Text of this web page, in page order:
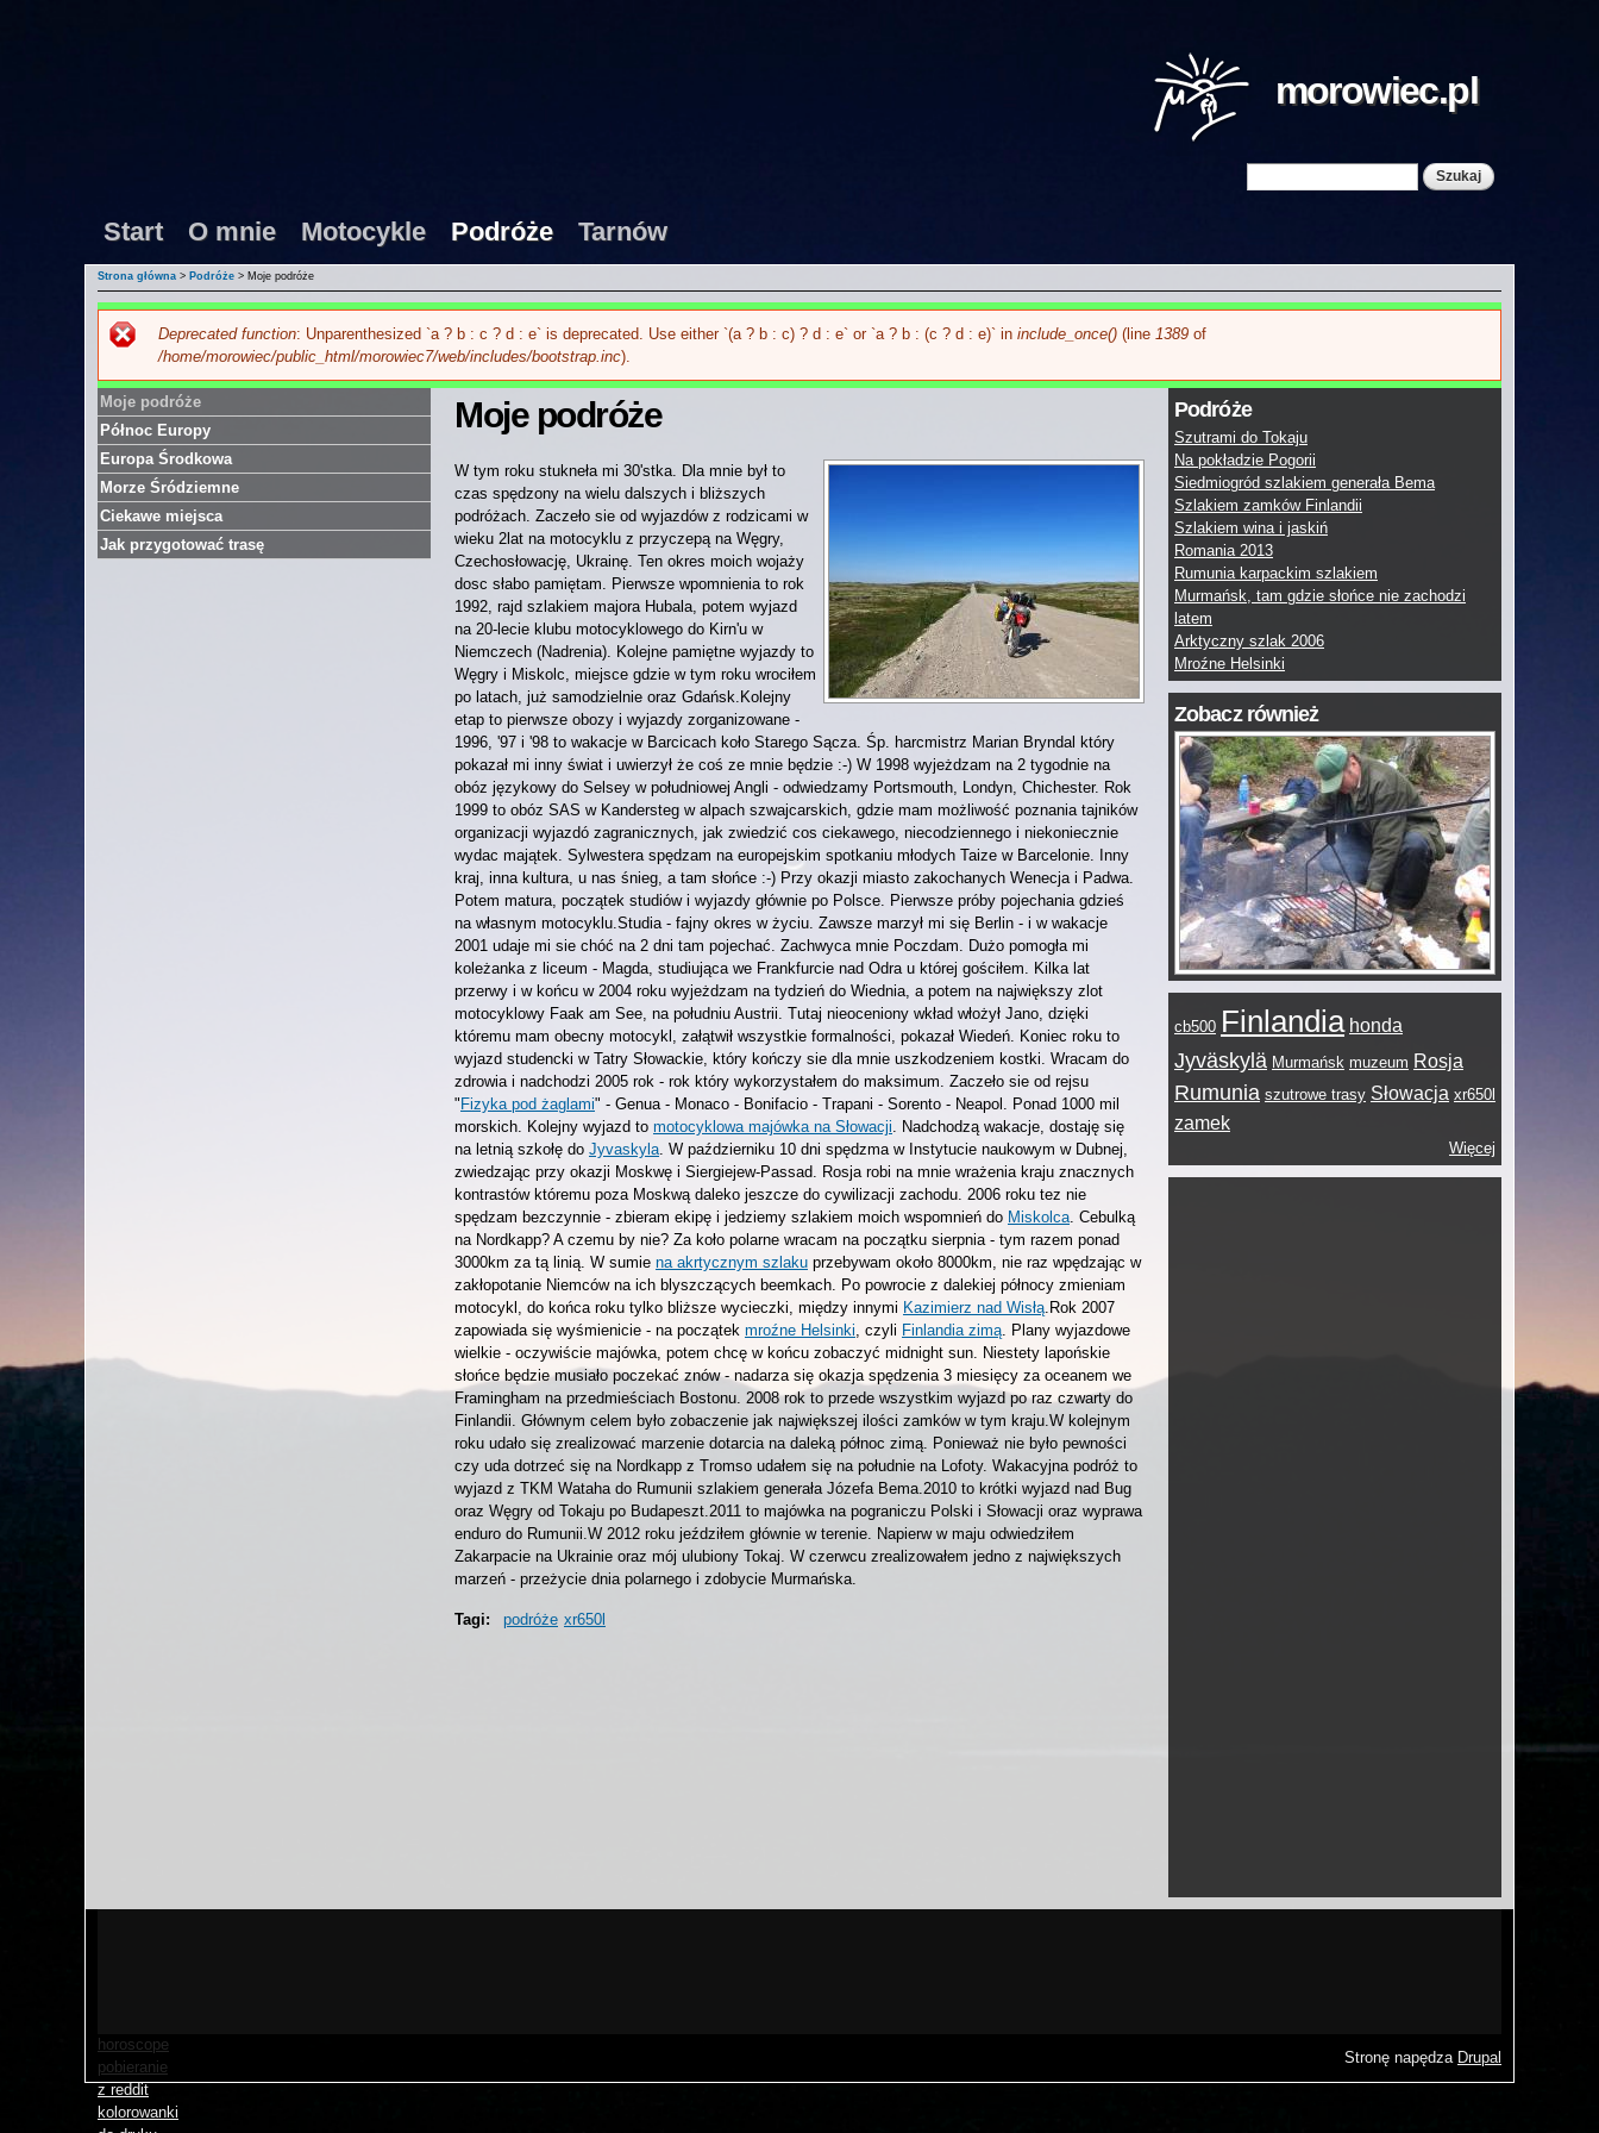
morowiec.pl
Formularz wyszukiwania
Start O mnie Motocykle Podróże Tarnów
Strona główna > Podróże > Moje podróże
Komunikat o błędzie
Deprecated function: Unparenthesized `a ? b : c ? d : e` is deprecated. Use either `(a ? b : c) ? d : e` or `a ? b : (c ? d : e)` in include_once() (line 1389 of
/home/morowiec/public_html/morowiec7/web/includes/bootstrap.inc).
Moje podróże
Północ Europy
Europa Środkowa
Morze Śródziemne
Ciekawe miejsca
Jak przygotować trasę
Moje podróże
W tym roku stukneła mi 30'stka. Dla mnie był to
czas spędzony na wielu dalszych i bliższych
podróżach. Zaczeło sie od wyjazdów z rodzicami w
wieku 2lat na motocyklu z przyczepą na Węgry,
Czechosłowację, Ukrainę. Ten okres moich wojaży
dosc słabo pamiętam. Pierwsze wpomnienia to rok
1992, rajd szlakiem majora Hubala, potem wyjazd
na 20-lecie klubu motocyklowego do Kirn'u w
Niemczech (Nadrenia). Kolejne pamiętne wyjazdy to
Węgry i Miskolc, miejsce gdzie w tym roku wrociłem
po latach, już samodzielnie oraz Gdańsk.Kolejny
etap to pierwsze obozy i wyjazdy zorganizowane -
1996, '97 i '98 to wakacje w Barcicach koło Starego Sącza. Śp. harcmistrz Marian Bryndal który
pokazał mi inny świat i uwierzył że coś ze mnie będzie :-) W 1998 wyjeżdzam na 2 tygodnie na
obóz językowy do Selsey w południowej Angli - odwiedzamy Portsmouth, Londyn, Chichester. Rok
1999 to obóz SAS w Kandersteg w alpach szwajcarskich, gdzie mam możliwość poznania tajników
organizacji wyjazdó zagranicznych, jak zwiedzić cos ciekawego, niecodziennego i niekoniecznie
wydac majątek. Sylwestera spędzam na europejskim spotkaniu młodych Taize w Barcelonie. Inny
kraj, inna kultura, u nas śnieg, a tam słońce :-) Przy okazji miasto zakochanych Wenecja i Padwa.
Potem matura, początek studiów i wyjazdy głównie po Polsce. Pierwsze próby pojechania gdzieś
na własnym motocyklu.Studia - fajny okres w życiu. Zawsze marzył mi się Berlin - i w wakacje
2001 udaje mi sie chóć na 2 dni tam pojechać. Zachwyca mnie Poczdam. Dużo pomogła mi
koleżanka z liceum - Magda, studiująca we Frankfurcie nad Odra u której gościłem. Kilka lat
przerwy i w końcu w 2004 roku wyjeżdzam na tydzień do Wiednia, a potem na największy zlot
motocyklowy Faak am See, na południu Austrii. Tutaj nieoceniony wkład włożył Jano, dzięki
któremu mam obecny motocykl, załątwił wszystkie formalności, pokazał Wiedeń. Koniec roku to
wyjazd studencki w Tatry Słowackie, który kończy sie dla mnie uszkodzeniem kostki. Wracam do
zdrowia i nadchodzi 2005 rok - rok który wykorzystałem do maksimum. Zaczeło sie od rejsu
" Fizyka pod żaglami" - Genua - Monaco - Bonifacio - Trapani - Sorento - Neapol. Ponad 1000 mil
morskich. Kolejny wyjazd to motocyklowa majówka na Słowacji. Nadchodzą wakacje, dostaję się
na letnią szkołę do Jyvaskyla. W październiku 10 dni spędzma w Instytucie naukowym w Dubnej,
zwiedzając przy okazji Moskwę i Siergiejew-Passad. Rosja robi na mnie wrażenia kraju znacznych
kontrastów któremu poza Moskwą daleko jeszcze do cywilizacji zachodu. 2006 roku tez nie
spędzam bezczynnie - zbieram ekipę i jedziemy szlakiem moich wspomnień do Miskolca. Cebulką
na Nordkapp? A czemu by nie? Za koło polarne wracam na początku sierpnia - tym razem ponad
3000km za tą linią. W sumie na akrtycznym szlaku przebywam około 8000km, nie raz wpędzając w
zakłopotanie Niemców na ich blyszczących beemkach. Po powrocie z dalekiej północy zmieniam
motocykl, do końca roku tylko bliższe wycieczki, między innymi Kazimierz nad Wisłą.Rok 2007
zapowiada się wyśmienicie - na początek mroźne Helsinki, czyli Finlandia zimą. Plany wyjazdowe
wielkie - oczywiście majówka, potem chcę w końcu zobaczyć midnight sun. Niestety lapońskie
słońce będzie musiało poczekać znów - nadarza się okazja spędzenia 3 miesięcy za oceanem we
Framingham na przedmieściach Bostonu. 2008 rok to przede wszystkim wyjazd po raz czwarty do
Finlandii. Głównym celem było zobaczenie jak największej ilości zamków w tym kraju.W kolejnym
roku udało się zrealizować marzenie dotarcia na daleką północ zimą. Ponieważ nie było pewności
czy uda dotrzeć się na Nordkapp z Tromso udałem się na południe na Lofoty. Wakacyjna podróż to
wyjazd z TKM Wataha do Rumunii szlakiem generała Józefa Bema.2010 to krótki wyjazd nad Bug
oraz Węgry od Tokaju po Budapeszt.2011 to majówka na pograniczu Polski i Słowacji oraz wyprawa
enduro do Rumunii.W 2012 roku jeździłem głównie w terenie. Napierw w maju odwiedziłem
Zakarpacie na Ukrainie oraz mój ulubiony Tokaj. W czerwcu zrealizowałem jedno z największych
marzeń - przeżycie dnia polarnego i zdobycie Murmańska.
Tagi: podróże xr650l
Podróże
Szutrami do Tokaju
Na pokładzie Pogorii
Siedmiogród szlakiem generała Bema
Szlakiem zamków Finlandii
Szlakiem wina i jaskiń
Romania 2013
Rumunia karpackim szlakiem
Murmańsk, tam gdzie słońce nie zachodzi
latem
Arktyczny szlak 2006
Mroźne Helsinki
Zobacz również
cb500 Finlandia honda
Jyväskylä Murmańsk muzeum Rosja
Rumunia szutrowe trasy Słowacja xr650l
zamek
Więcej
horoscope
pobieranie
z reddit
kolorowanki
Stronę napędza Drupal